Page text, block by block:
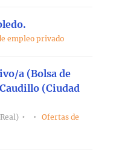
empleo privado
a (Bolsa de
(Ciudad
Ofertas de